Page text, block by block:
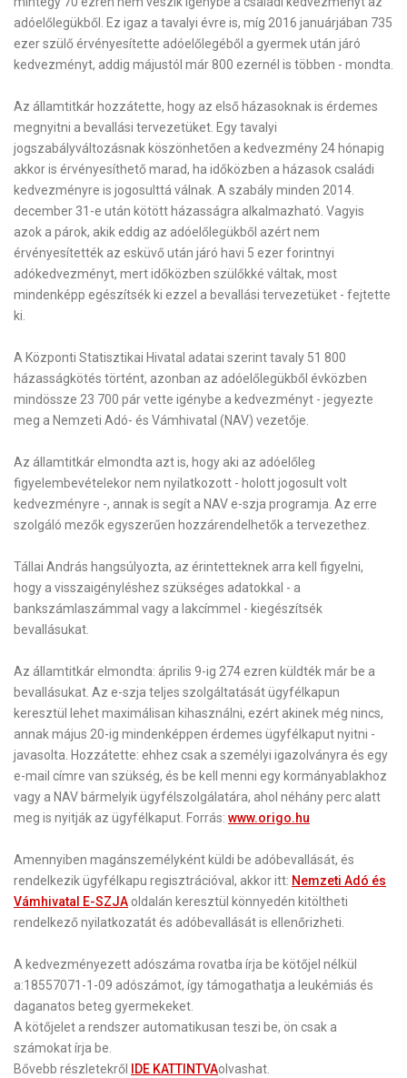
adóelőlegükből. Ez igaz a tavalyi évre is, míg 2016 januárjában 735
ezer szülő érvényesítette adóelőlegéből a gyermek után járó
kedvezményt, addig májustól már 800 ezernél is többen - mondta.
Az államtitkár hozzátette, hogy az első házasoknak is érdemes
megnyitni a bevallási tervezetüket. Egy tavalyi
jogszabályváltozásnak köszönhetően a kedvezmény 24 hónapig
akkor is érvényesíthető marad, ha időközben a házasok családi
kedvezményre is jogosulttá válnak. A szabály minden 2014.
december 31-e után kötött házasságra alkalmazható. Vagyis
azok a párok, akik eddig az adóelőlegükből azért nem
érvényesítették az esküvő után járó havi 5 ezer forintnyi
adókedvezményt, mert időközben szülőkké váltak, most
mindenképp egészítsék ki ezzel a bevallási tervezetüket - fejtette
ki.
A Központi Statisztikai Hivatal adatai szerint tavaly 51 800
házasságkötés történt, azonban az adóelőlegükből évközben
mindössze 23 700 pár vette igénybe a kedvezményt - jegyezte
meg a Nemzeti Adó- és Vámhivatal (NAV) vezetője.
Az államtitkár elmondta azt is, hogy aki az adóelőleg
figyelembevételekor nem nyilatkozott - holott jogosult volt
kedvezményre -, annak is segít a NAV e-szja programja. Az erre
szolgáló mezők egyszerűen hozzárendelhetők a tervezethez.
Tállai András hangsúlyozta, az érintetteknek arra kell figyelni,
hogy a visszaigényléshez szükséges adatokkal - a
bankszámlaszámmal vagy a lakcímmel - kiegészítsék
bevallásukat.
Az államtitkár elmondta: április 9-ig 274 ezren küldték már be a
bevallásukat. Az e-szja teljes szolgáltatását ügyfélkapun
keresztül lehet maximálisan kihasználni, ezért akinek még nincs,
annak május 20-ig mindenképpen érdemes ügyfélkaput nyitni -
javasolta. Hozzátette: ehhez csak a személyi igazolványra és egy
e-mail címre van szükség, és be kell menni egy kormányablakhoz
vagy a NAV bármelyik ügyfélszolgálatára, ahol néhány perc alatt
meg is nyitják az ügyfélkaput. Forrás: www.origo.hu
Amennyiben magánszemélyként küldi be adóbevallását, és
rendelkezik ügyfélkapu regisztrációval, akkor itt: Nemzeti Adó és
Vámhivatal E-SZJA oldalán keresztül könnyedén kitöltheti
rendelkező nyilatkozatát és adóbevallását is ellenőrizheti.
A kedvezményezett adószáma rovatba írja be kötőjel nélkül
a:18557071-1-09 adószámot, így támogathatja a leukémiás és
daganatos beteg gyermekeket.
A kötőjelet a rendszer automatikusan teszi be, ön csak a
számokat írja be.
Bővebb részletekről
IDE KATTINTVAolvashat.